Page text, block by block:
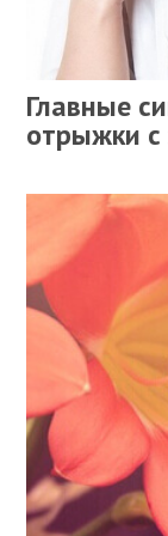
Главные
отрыжки